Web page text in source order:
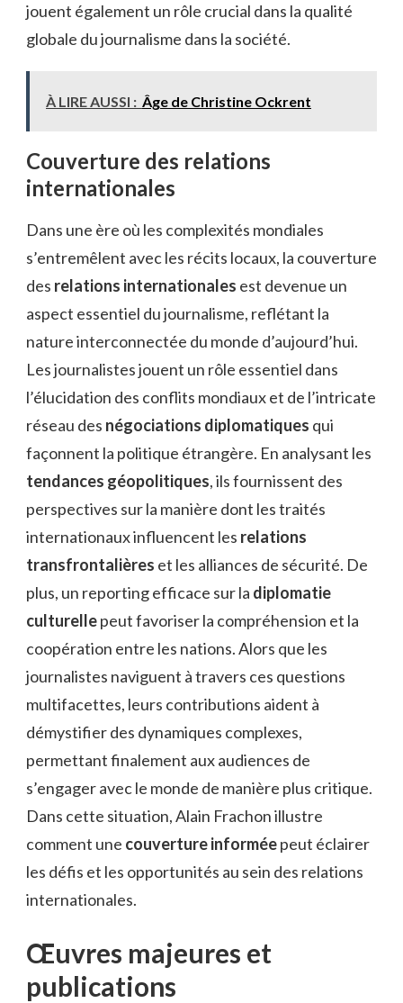
jouent également un rôle crucial dans la qualité
globale du journalisme dans la société.
À LIRE AUSSI : Âge de Christine Ockrent
Couverture des relations
internationales
Dans une ère où les complexités mondiales
s’entremêlent avec les récits locaux, la couverture
des relations internationales est devenue un
aspect essentiel du journalisme, reflétant la
nature interconnectée du monde d’aujourd’hui.
Les journalistes jouent un rôle essentiel dans
l’élucidation des conflits mondiaux et de l’intricate
réseau des négociations diplomatiques qui
façonnent la politique étrangère. En analysant les
tendances géopolitiques, ils fournissent des
perspectives sur la manière dont les traités
internationaux influencent les relations
transfrontalières et les alliances de sécurité. De
plus, un reporting efficace sur la diplomatie
culturellepeut favoriser la compréhension et la
coopération entre les nations. Alors que les
journalistes naviguent à travers ces questions
multifacettes, leurs contributions aident à
démystifier des dynamiques complexes,
permettant finalement aux audiences de
s’engager avec le monde de manière plus critique.
Dans cette situation, Alain Frachon illustre
comment une couverture informéepeut éclairer
les défis et les opportunités au sein des relations
internationales.
Œuvres majeures et
publications